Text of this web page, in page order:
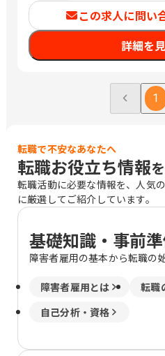
会社の定める
東池袋、立川
浜、京急川崎
関内、大船、
越、草加、谷
木更津、祇園
柏、京成成田
山富田、いわ
研究学園、つ
白山、富山、
野、権堂、松
鉄四日市、三
近鉄奈良、奈
西川緑道公園
関、門司港、
堀詰、旦過、
この求人に問い
詳細を
1
転職で不安なあなたへ
転職お役立ち情報
転職活動に必要な情報を、人気
に厳選してご紹介しています。
基礎知識・事前
障害者雇用の基本から転職の
障害者雇用とは
転職
自己分析・資格